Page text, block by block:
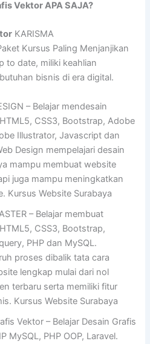
Vektor APA SAJA?
KARISMA
Kursus Paling Menjanjikan
to date, miliki keahlian
bisnis di era digital.
– Belajar mendesain
CSS3, Bootstrap, Adobe
Illustrator, Javascript dan
Design mempelajari desain
mampu membuat website
juga mampu meningkatkan
Kursus Website Surabaya
– Belajar membuat
CSS3, Bootstrap,
PHP dan MySQL.
proses dibalik tata cara
lengkap mulai dari nol
terbaru serta memiliki fitur
Kursus Website Surabaya
Vektor – Belajar Desain Grafis
MySQL, PHP OOP, Laravel.